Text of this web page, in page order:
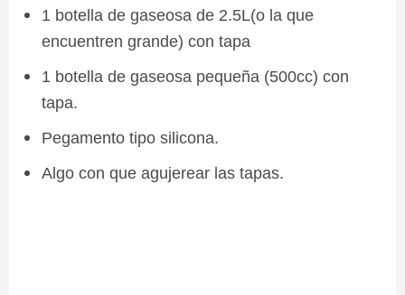
1 botella de gaseosa de 2.5L(o la que
encuentren grande) con tapa
1 botella de gaseosa pequeña (500cc) con
tapa.
Pegamento tipo silicona.
Algo con que agujerear las tapas.